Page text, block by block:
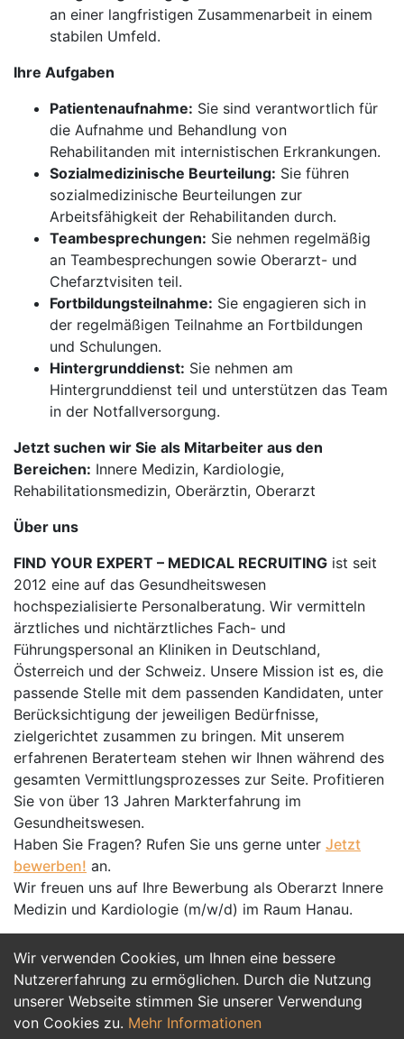
Wir verwenden Cookies, um Ihnen eine bessere
Nutzererfahrung zu ermöglichen. Durch die Nutzung
unserer Webseite stimmen Sie unserer Verwendung
von Cookies zu. Mehr Informationen
an einer langfristigen Zusammenarbeit in einem
stabilen Umfeld.
Ihre Aufgaben
Patientenaufnahme: Sie sind verantwortlich für
die Aufnahme und Behandlung von
Rehabilitanden mit internistischen Erkrankungen.
Sozialmedizinische Beurteilung: Sie führen
sozialmedizinische Beurteilungen zur
Arbeitsfähigkeit der Rehabilitanden durch.
Teambesprechungen: Sie nehmen regelmäßig
an Teambesprechungen sowie Oberarzt- und
Chefarztvisiten teil.
Fortbildungsteilnahme: Sie engagieren sich in
der regelmäßigen Teilnahme an Fortbildungen
und Schulungen.
Hintergrunddienst: Sie nehmen am
Hintergrunddienst teil und unterstützen das Team
in der Notfallversorgung.
Jetzt suchen wir Sie als Mitarbeiter aus den
Bereichen: Innere Medizin, Kardiologie,
Rehabilitationsmedizin, Oberärztin, Oberarzt
Über uns
FIND YOUR EXPERT – MEDICAL RECRUITING ist seit
2012 eine auf das Gesundheitswesen
hochspezialisierte Personalberatung. Wir vermitteln
ärztliches und nichtärztliches Fach- und
Führungspersonal an Kliniken in Deutschland,
Österreich und der Schweiz. Unsere Mission ist es, die
passende Stelle mit dem passenden Kandidaten, unter
Berücksichtigung der jeweiligen Bedürfnisse,
zielgerichtet zusammen zu bringen. Mit unserem
erfahrenen Beraterteam stehen wir Ihnen während des
gesamten Vermittlungsprozesses zur Seite. Profitieren
Sie von über 13 Jahren Markterfahrung im
Gesundheitswesen.
Haben Sie Fragen? Rufen Sie uns gerne unter Jetzt
bewerben! an.
Wir freuen uns auf Ihre Bewerbung als Oberarzt Innere
Medizin und Kardiologie (m/w/d) im Raum Hanau.
Jetzt Bewerben